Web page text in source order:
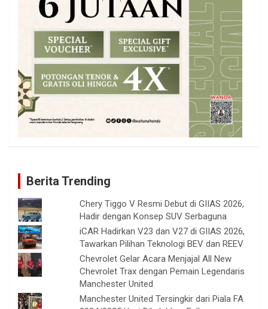
Berita Trending
Chery Tiggo V Resmi Debut di GIIAS 2026,
Hadir dengan Konsep SUV Serbaguna
iCAR Hadirkan V23 dan V27 di GIIAS 2026,
Tawarkan Pilihan Teknologi BEV dan REEV
Chevrolet Gelar Acara Menjajal All New
Chevrolet Trax dengan Pemain Legendaris
Manchester United
Manchester United Tersingkir dari Piala FA